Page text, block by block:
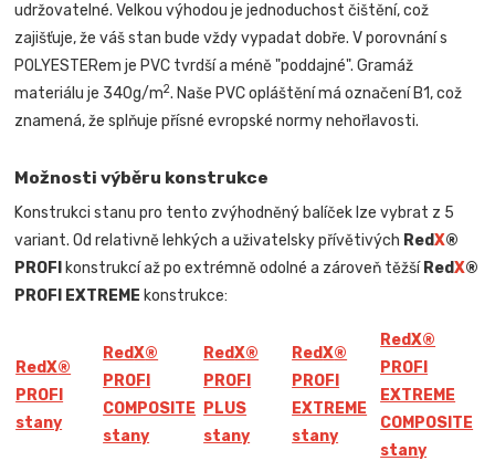
udržovatelné. Velkou výhodou je jednoduchost čištění, což
zajišťuje, že váš stan bude vždy vypadat dobře. V porovnání s
POLYESTERem je PVC tvrdší a méně "poddajné". Gramáž
materiálu je 340g/m2. Naše PVC opláštění má označení B1, což
znamená, že splňuje přísné evropské normy nehořlavosti.
Možnosti výběru konstrukce
Konstrukci stanu pro tento zvýhodněný balíček lze vybrat z 5
variant. Od relativně lehkých a uživatelsky přívětivých RedX®
PROFI konstrukcí až po extrémně odolné a zároveň těžší RedX®
PROFI EXTREME konstrukce:
RedX®
PROFI
stany
RedX®
PROFI
COMPOSITE
stany
RedX®
PROFI
PLUS
stany
RedX®
PROFI
EXTREME
stany
RedX®
PROFI
EXTREME
COMPOSITE
stany